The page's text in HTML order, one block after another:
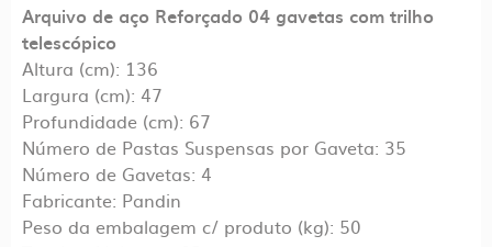
Arquivo de aço Reforçado 04 gavetas com trilho
telescópico
Altura (cm): 136
Largura (cm): 47
Profundidade (cm): 67
Número de Pastas Suspensas por Gaveta: 35
Número de Gavetas: 4
Fabricante: Pandin
Peso da embalagem c/ produto (kg): 50